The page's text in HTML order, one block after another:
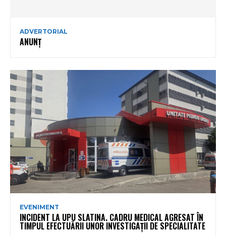
ADVERTORIAL
ANUNȚ
EVENIMENT
INCIDENT LA UPU SLATINA. CADRU MEDICAL AGRESAT ÎN
TIMPUL EFECTUĂRII UNOR INVESTIGAȚII DE SPECIALITATE